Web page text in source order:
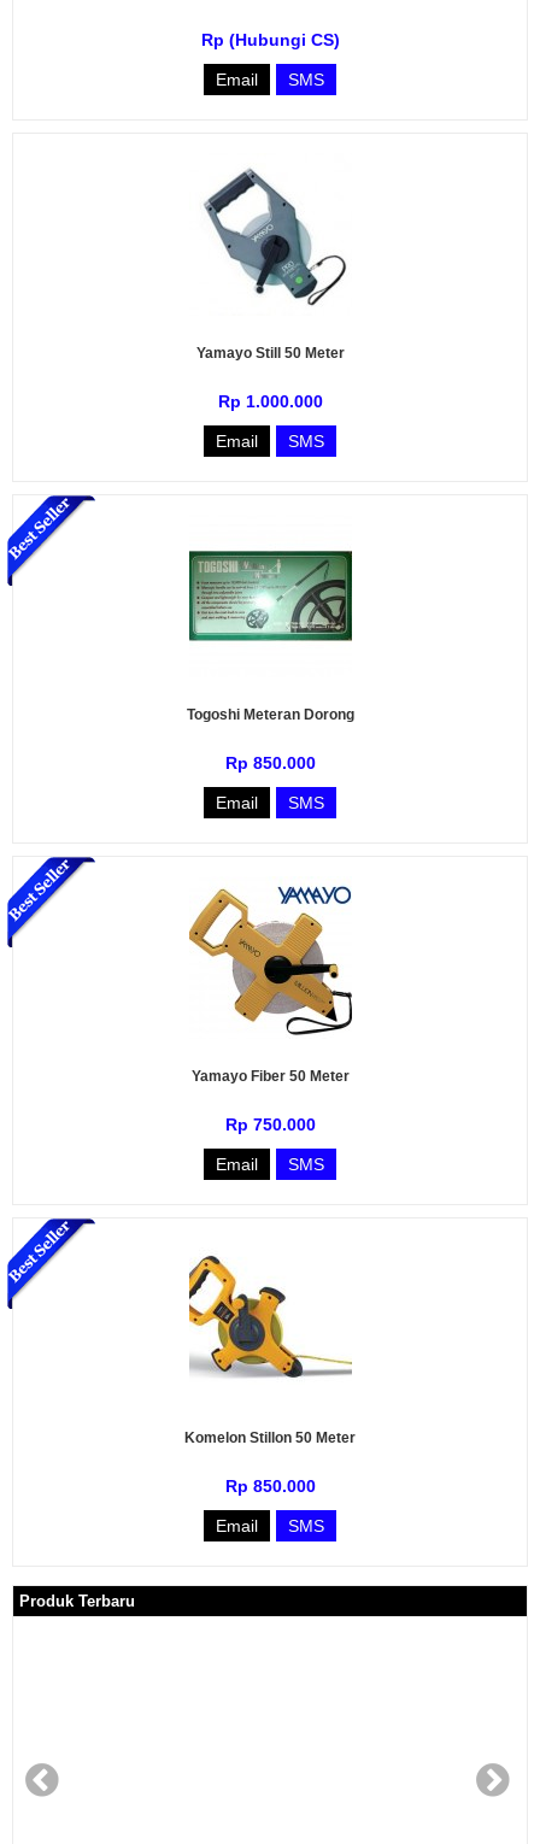
Rp (Hubungi CS)
Email SMS
Yamayo Still 50 Meter
Rp 1.000.000
Email SMS
Togoshi Meteran Dorong
Rp 850.000
Email SMS
Yamayo Fiber 50 Meter
Rp 750.000
Email SMS
Komelon Stillon 50 Meter
Rp 850.000
Email SMS
Produk Terbaru